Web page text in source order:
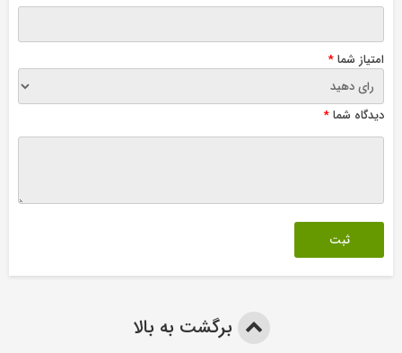
امتیاز شما*
دیدگاه شما*
برگشت به بالا